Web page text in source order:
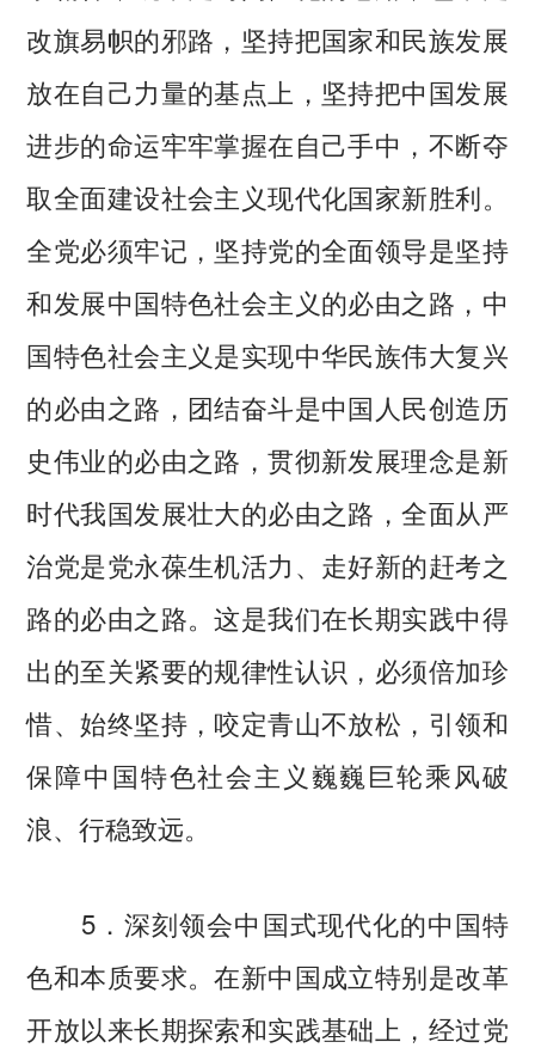
改旗易帜的邪路，坚持把国家和民族发展
放在自己力量的基点上，坚持把中国发展
进步的命运牢牢掌握在自己手中，不断夺
取全面建设社会主义现代化国家新胜利。
全党必须牢记，坚持党的全面领导是坚持
和发展中国特色社会主义的必由之路，中
国特色社会主义是实现中华民族伟大复兴
的必由之路，团结奋斗是中国人民创造历
史伟业的必由之路，贯彻新发展理念是新
时代我国发展壮大的必由之路，全面从严
治党是党永葆生机活力、走好新的赶考之
路的必由之路。这是我们在长期实践中得
出的至关紧要的规律性认识，必须倍加珍
惜、始终坚持，咬定青山不放松，引领和
保障中国特色社会主义巍巍巨轮乘风破
浪、行稳致远。
5．深刻领会中国式现代化的中国特
色和本质要求。在新中国成立特别是改革
开放以来长期探索和实践基础上，经过党